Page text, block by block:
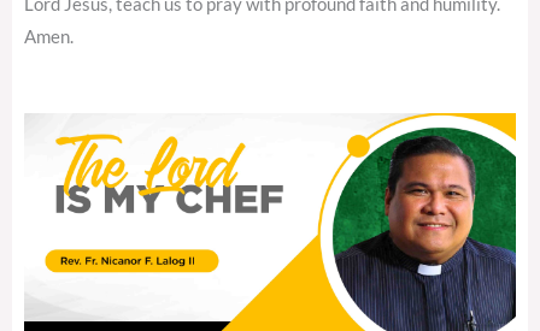
Lord Jesus, teach us to pray with profound faith and humility.
Amen.